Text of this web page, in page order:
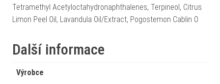
Tetramethyl Acetyloctahydronaphthalenes, Terpineol, Citrus
Limon Peel Oil, Lavandula Oil/Extract, Pogostemon Cablin O
Další informace
Výrobce